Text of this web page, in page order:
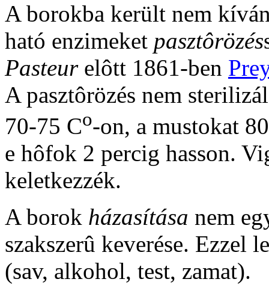
A borokba került nem
ható enzimeket pasztôrözés
Pasteurelôtt 1861-ben
A pasztôrözés nem
70-75 Co-on, a mustokat
e hôfok 2 percig hasson.
keletkezzék.
A borok házasítása nem
szakszerû keverése. Ezzel
(sav, alkohol, test, zamat).